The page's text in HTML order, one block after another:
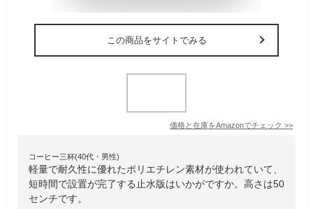
この商品をサイトでみる
価格と在庫をAmazonでチェック >>
コーヒー三杯(40代・男性)
軽量で耐久性に優れたポリエチレン素材が使われていて、
短時間で設置が完了する止水版はいかがですか。高さは50
センチです。